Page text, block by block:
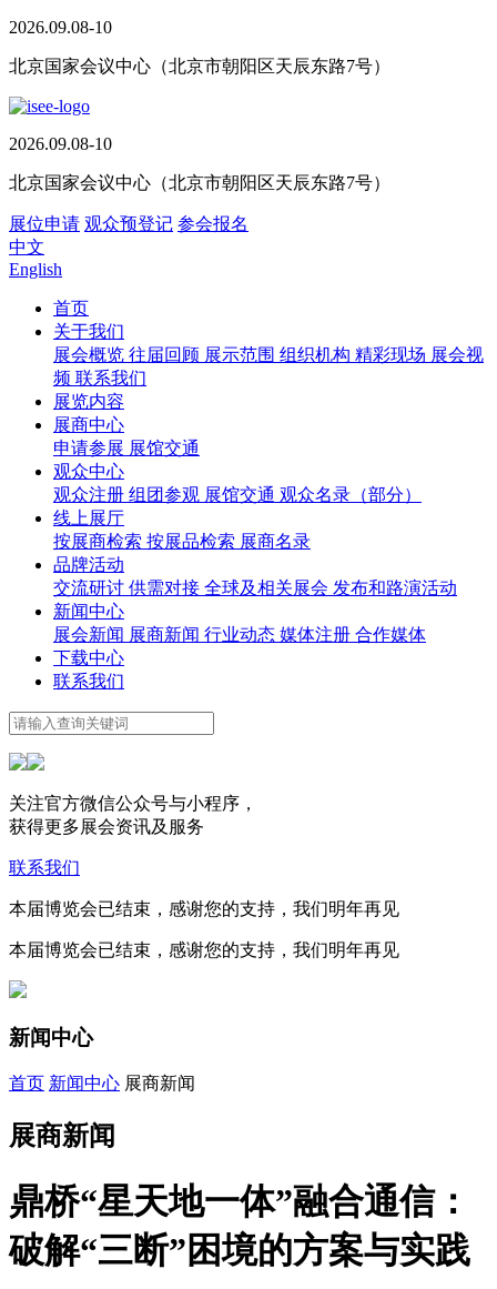
2026.09.08-10
北京国家会议中心（北京市朝阳区天辰东路7号）
2026.09.08-10
北京国家会议中心（北京市朝阳区天辰东路7号）
展位申请 观众预登记 参会报名
中文
English
首页
关于我们
展会概览 往届回顾 展示范围 组织机构 精彩现场 展会视
频 联系我们
展览内容
展商中心
申请参展 展馆交通
观众中心
观众注册 组团参观 展馆交通 观众名录（部分）
线上展厅
按展商检索 按展品检索 展商名录
品牌活动
交流研讨 供需对接 全球及相关展会 发布和路演活动
新闻中心
展会新闻 展商新闻 行业动态 媒体注册 合作媒体
下载中心
联系我们
关注官方微信公众号与小程序，
获得更多展会资讯及服务
联系我们
本届博览会已结束，感谢您的支持，我们明年再见
本届博览会已结束，感谢您的支持，我们明年再见
新闻中心
首页 新闻中心 展商新闻
展商新闻
鼎桥“星天地一体”融合通信：
破解“三断”困境的方案与实践